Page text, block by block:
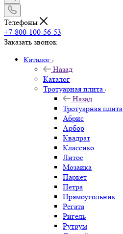
Телефоны
+7-800-100-56-53
Заказать звонок
Каталог
Назад
Каталог
Тротуарная плита
Назад
Тротуарная плита
Абрис
Арбор
Квадрат
Классико
Литос
Мозаика
Паркет
Петра
Прямоугольник
Регата
Ригель
Рутрум